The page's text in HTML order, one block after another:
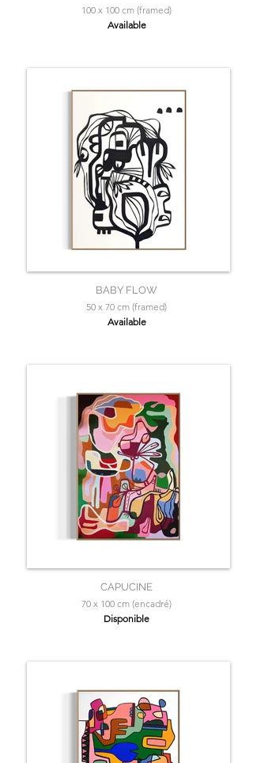
100 x 100 cm (framed)
Available
BABY FLOW
50 x 70 cm (framed)
Available
CAPUCINE
70 x 100 cm (encadré)
Disponible